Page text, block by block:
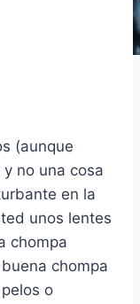
(aunque
no una cosa
en la
unos lentes
chompa
chompa
o